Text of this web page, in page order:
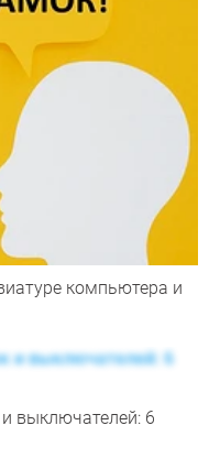
компьютера и
выключателей: 6